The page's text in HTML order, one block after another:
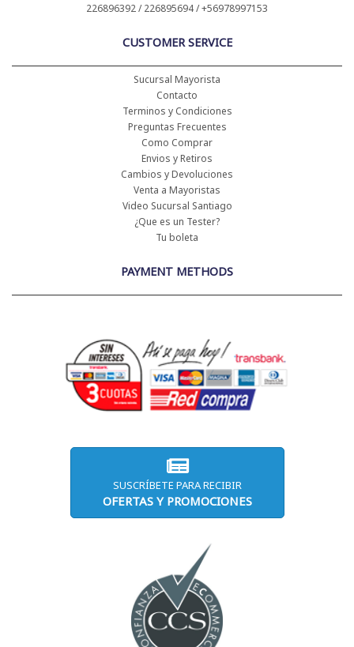
226896392 / 226895694 / +56978997153
CUSTOMER SERVICE
Sucursal Mayorista
Contacto
Terminos y Condiciones
Preguntas Frecuentes
Como Comprar
Envios y Retiros
Cambios y Devoluciones
Venta a Mayoristas
Video Sucursal Santiago
¿Que es un Tester?
Tu boleta
PAYMENT METHODS
SUSCRÍBETE PARA RECIBIR
OFERTAS Y PROMOCIONES